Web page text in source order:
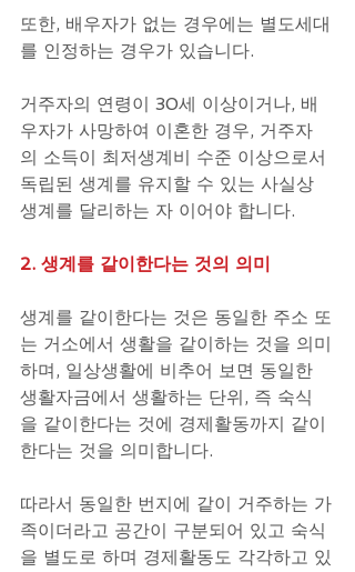
또한, 배우자가 없는 경우에는 별도세대
를 인정하는 경우가 있습니다.
거주자의 연령이 30세 이상이거나, 배
우자가 사망하여 이혼한 경우, 거주자
의 소득이 최저생계비 수준 이상으로서
독립된 생계를 유지할 수 있는 사실상
생계를 달리하는 자 이어야 합니다.
2. 생계를 같이한다는 것의 의미
생계를 같이한다는 것은 동일한 주소 또
는 거소에서 생활을 같이하는 것을 의미
하며, 일상생활에 비추어 보면 동일한
생활자금에서 생활하는 단위, 즉 숙식
을 같이한다는 것에 경제활동까지 같이
한다는 것을 의미합니다.
따라서 동일한 번지에 같이 거주하는 가
족이더라고 공간이 구분되어 있고 숙식
을 별도로 하며 경제활동도 각각하고 있